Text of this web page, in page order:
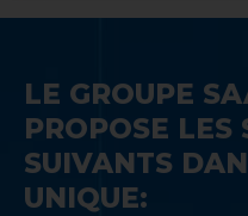
LE GROUPE
PROPOSE LES
SUIVANTS
UNIQUE: